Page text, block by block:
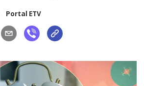
Portal ETV